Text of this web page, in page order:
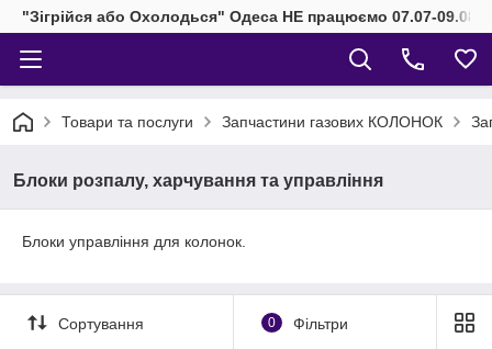
"Зігрійся або Охолодься" Одеса НЕ працюємо 07.07-
Товари та послуги Запчастини газових КОЛОНОК
Блоки розпалу, харчування та управління
Блоки управління для колонок.
Сортування 0 Фільтри